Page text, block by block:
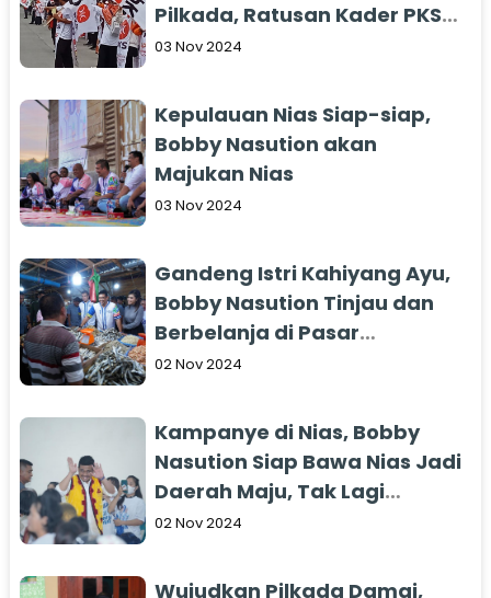
Pilkada, Ratusan Kader PKS
Turun Ke Jalan
03 Nov 2024
Kepulauan Nias Siap-siap,
Bobby Nasution akan
Majukan Nias
03 Nov 2024
Gandeng Istri Kahiyang Ayu,
Bobby Nasution Tinjau dan
Berbelanja di Pasar
Gunungsitoli
02 Nov 2024
Kampanye di Nias, Bobby
Nasution Siap Bawa Nias Jadi
Daerah Maju, Tak Lagi
Tertinggal
02 Nov 2024
Wujudkan Pilkada Damai,